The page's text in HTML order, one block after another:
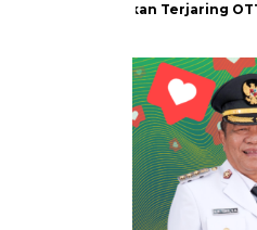
Dikabarkan Terjaring OTT